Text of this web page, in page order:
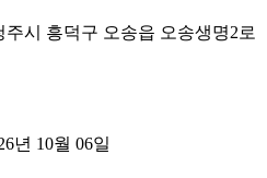
시 흥덕구 오송읍 오송생명2로
년 10월 06일